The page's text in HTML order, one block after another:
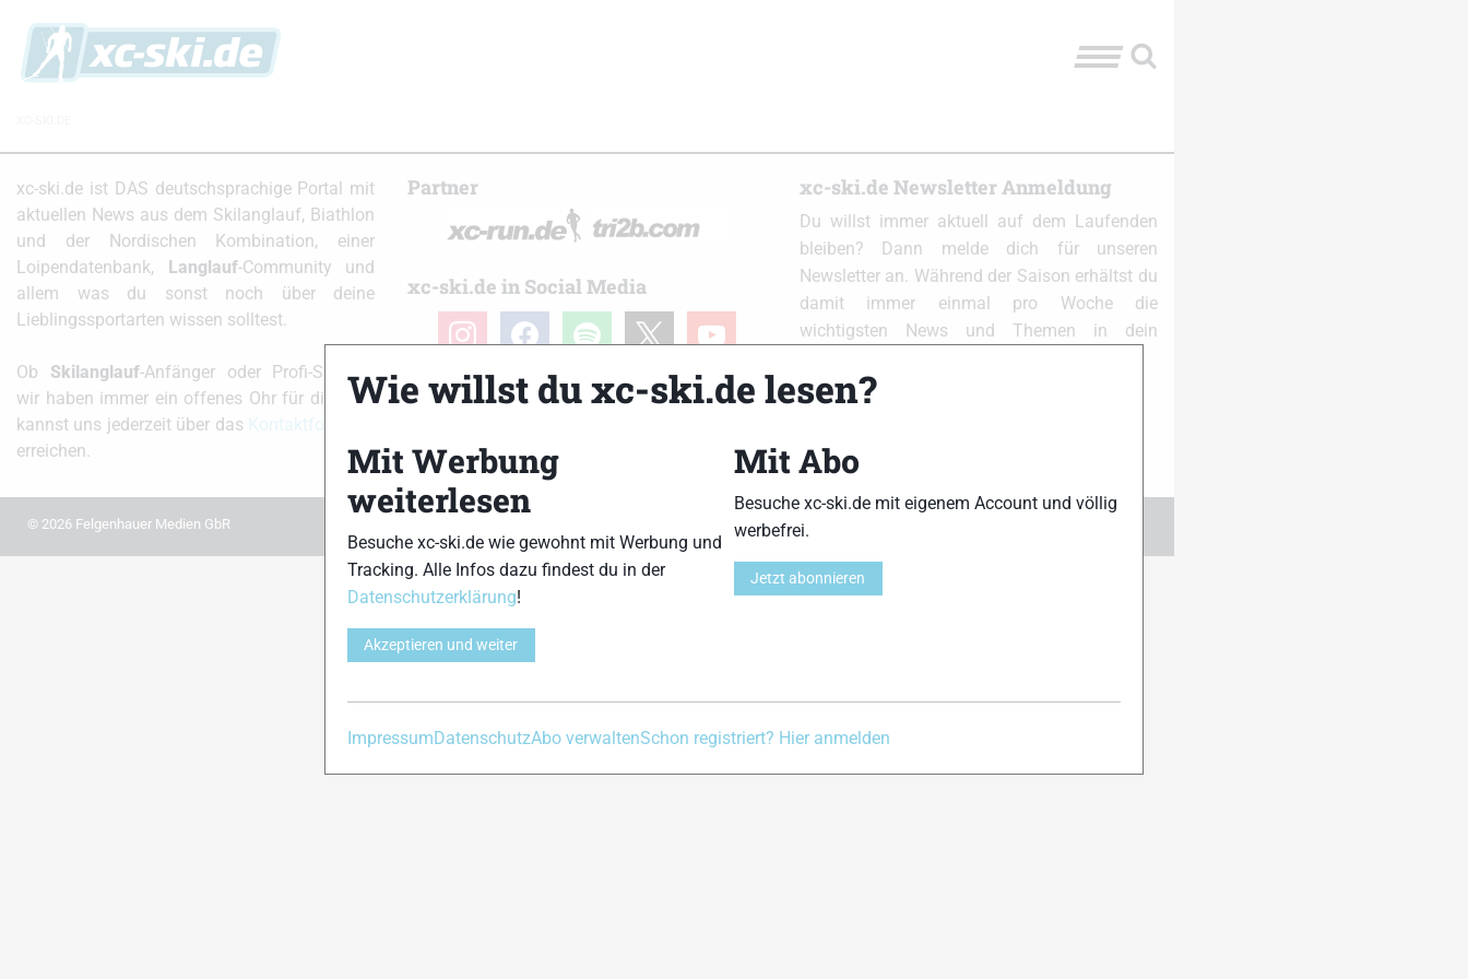
xc-ski.de ist DAS deutschsprachige Portal mit
aktuellen News aus dem Skilanglauf, Biathlon
und der Nordischen Kombination, einer
Loipendatenbank, Langlauf-Community und
allem was du sonst noch über deine
Lieblingssportarten wissen solltest.
Ob Skilanglauf-Anfänger oder Profi-Sportler,
wir haben immer ein offenes Ohr für dich! Du
kannst uns jederzeit über das
erreichen.
Partner
xc-ski.de in Social Media
instagramfacebook spotify youtube
xc-ski.de Newsletter Anmeldung
Du willst immer aktuell auf dem Laufenden
bleiben? Dann melde dich für unseren
Newsletter an. Während der Saison erhältst du
damit immer einmal pro Woche die
wichtigsten News und Themen in dein
© 2026 Felgenhauer Medien GbR Datenschutz
Wie willst du xc-ski.de lesen?
Mit Werbung
weiterlesen
Besuche xc-ski.de wie gewohnt mit Werbung und
Tracking. Alle Infos dazu findest du in der
Datenschutzerklärung!
Akzeptieren und weiter
Mit Abo
Besuche xc-ski.de mit eigenem Account und völlig
werbefrei.
Jetzt abonnieren
ImpressumDatenschutzAbo verwaltenSchon registriert? Hier anmelden